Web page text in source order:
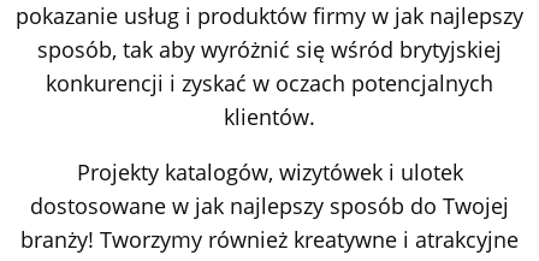
pokazanie usług i produktów firmy w jak najlepszy
sposób, tak aby wyróżnić się wśród brytyjskiej
konkurencji i zyskać w oczach potencjalnych
klientów.
Projekty katalogów, wizytówek i ulotek
dostosowane w jak najlepszy sposób do Twojej
branży! Tworzymy również kreatywne i atrakcyjne